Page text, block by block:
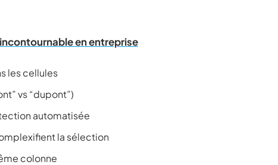
en entreprise
les cellules
vs “dupont”)
automatisée
la sélection
colonne